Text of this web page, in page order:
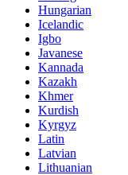
Hungarian
Icelandic
Igbo
Javanese
Kannada
Kazakh
Khmer
Kurdish
Kyrgyz
Latin
Latvian
Lithuanian